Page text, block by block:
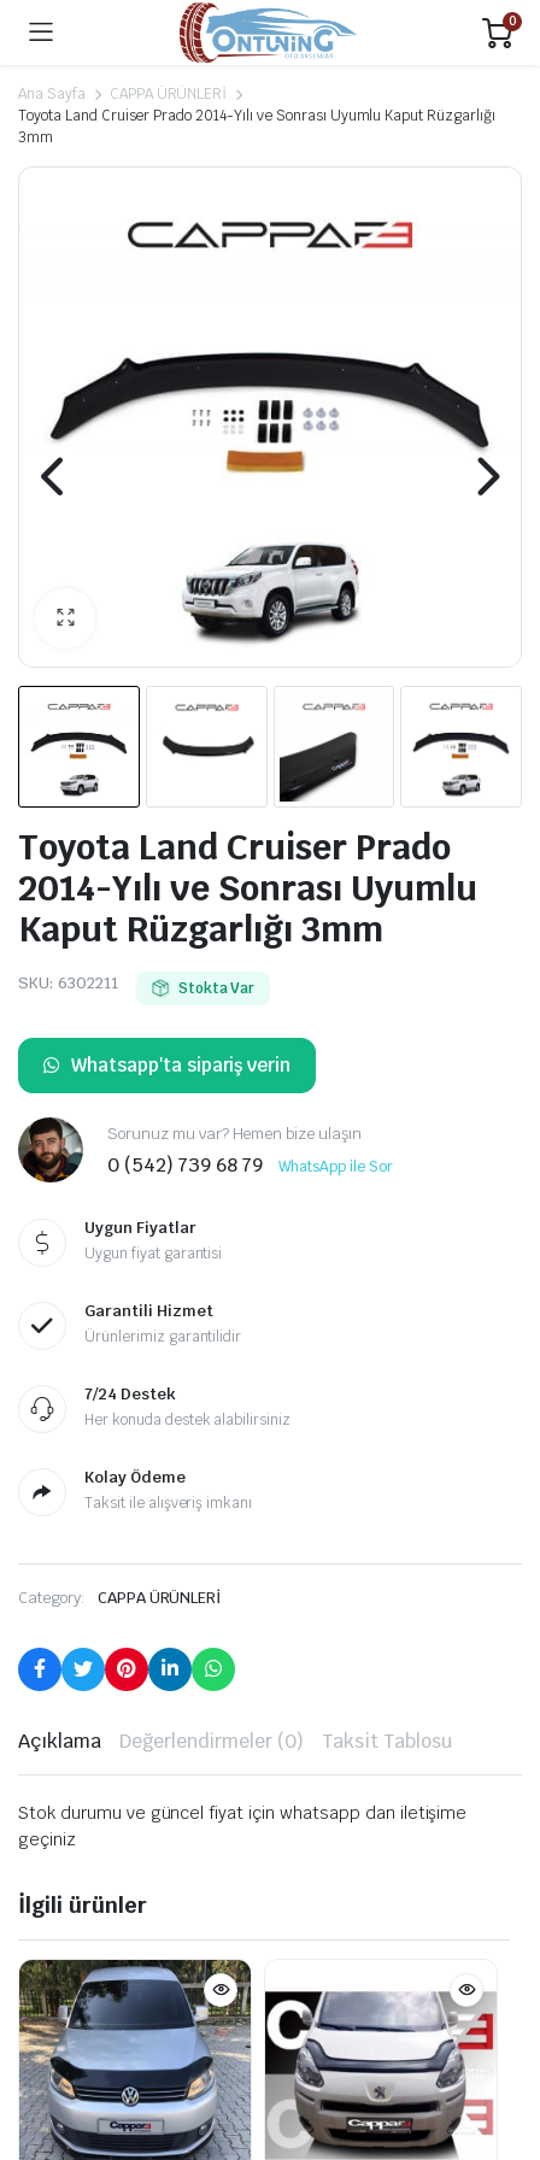
0
Ana Sayfa
CAPPA ÜRÜNLERİ
Toyota Land Cruiser Prado 2014-Yılı ve Sonrası Uyumlu Kaput Rüzgarlığı
3mm
Toyota Land Cruiser Prado
2014-Yılı ve Sonrası Uyumlu
Kaput Rüzgarlığı 3mm
SKU: 6302211 Stokta Var
Whatsapp'ta sipariş verin
Sorunuz mu var? Hemen bize ulaşın
0 (542) 739 68 79 WhatsApp ile Sor
Uygun Fiyatlar
Uygun fiyat garantisi
Garantili Hizmet
Ürünlerimiz garantilidir
7/24 Destek
Her konuda destek alabilirsiniz
Kolay Ödeme
Taksit ile alışveriş imkanı
Category: CAPPA ÜRÜNLERİ
Açıklama Değerlendirmeler (0) Taksit Tablosu
Stok durumu ve güncel fiyat için whatsapp dan iletişime
geçiniz
İlgili ürünler